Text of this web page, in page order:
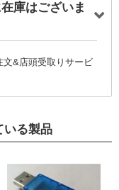
庫はございま
文&店頭受取りサービ
いる製品